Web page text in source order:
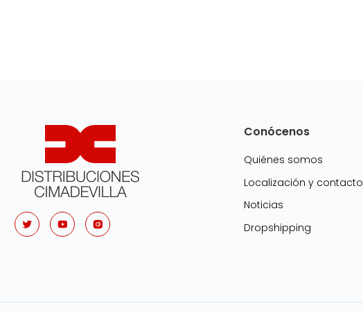
Conócenos
Quiénes somos
Localización y contacto
Noticias
Dropshipping